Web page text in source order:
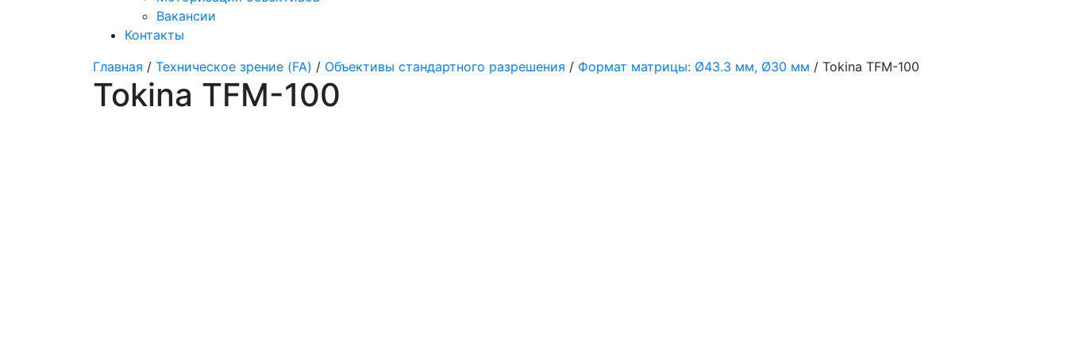
Вакансии
Контакты
Главная / Техническое зрение (FA) / Объективы стандартного разрешения / Формат матрицы: Ø43.3 мм, Ø30 мм / Tokina TFM-100
Tokina TFM-100